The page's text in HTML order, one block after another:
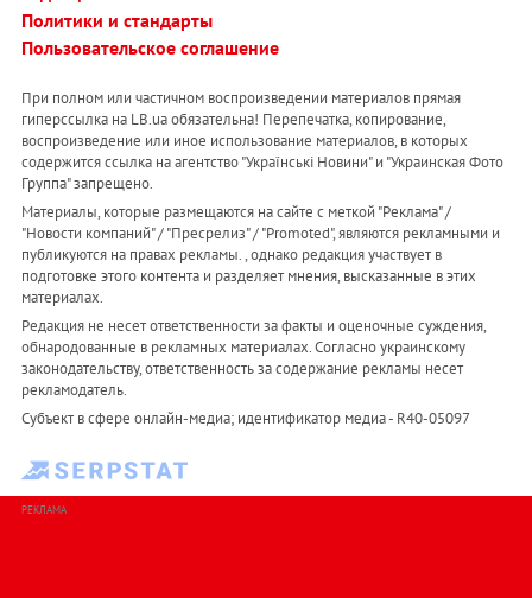
Политики и стандарты
Пользовательское соглашение
При полном или частичном воспроизведении материалов прямая
гиперссылка на LB.ua обязательна! Перепечатка, копирование,
воспроизведение или иное использование материалов, в которых
содержится ссылка на агентство "Українськi Новини" и "Украинская Фото
Группа" запрещено.
Материалы, которые размещаются на сайте с меткой "Реклама" /
"Новости компаний" / "Пресрелиз" / "Promoted", являются рекламными и
публикуются на правах рекламы. , однако редакция участвует в
подготовке этого контента и разделяет мнения, высказанные в этих
материалах.
Редакция не несет ответственности за факты и оценочные суждения,
обнародованные в рекламных материалах. Согласно украинскому
законодательству, ответственность за содержание рекламы несет
рекламодатель.
Субъект в сфере онлайн-медиа; идентификатор медиа - R40-05097
РЕКЛАМА